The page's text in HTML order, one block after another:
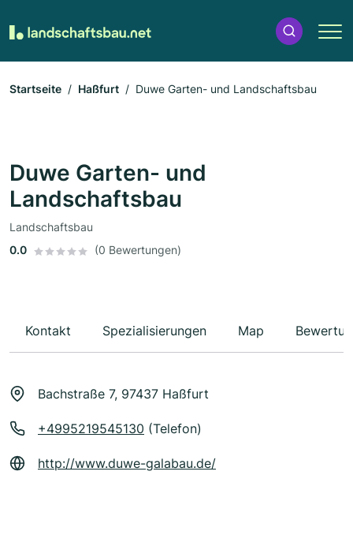
Startseite Haßfurt Duwe Garten- und Landschaftsbau
Duwe Garten- und
Landschaftsbau
Landschaftsbau
0.0
(0 Bewertungen)
Kontakt Spezialisierungen Map
Bachstraße 7, 97437 Haßfurt
+4995219545130 (Telefon)
http://www.duwe-galabau.de/